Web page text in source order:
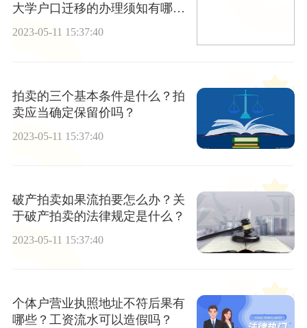
大学户口迁移的办理须知有哪
些？
2023-05-11 15:37:40
拍卖的三个基本条件是什么？拍
卖应当确定保留价吗？
2023-05-11 15:37:40
破产拍卖如果流拍要怎么办？关
于破产拍卖的法律规定是什么？
2023-05-11 15:37:40
个体户营业执照地址不符后果有
哪些？工资流水可以造假吗？